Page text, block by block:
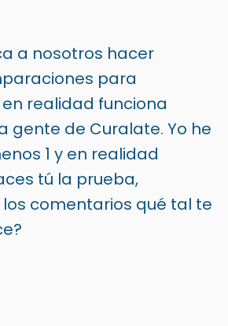
a nosotros hacer
para
realidad funciona
gente de Curalate. Yo he
1 y en realidad
tú la prueba,
comentarios qué tal te